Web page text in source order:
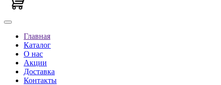
Главная
Каталог
О нас
Акции
Доставка
Контакты